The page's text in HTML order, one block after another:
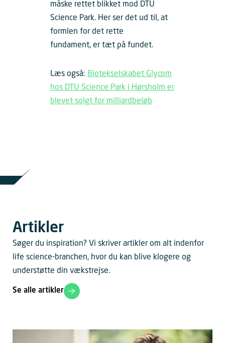
måske rettet blikket mod DTU
Science Park. Her ser det ud til, at
formlen for det rette
fundament, er tæt på fundet.
Læs også: Biotekselskabet Glycom
hos DTU Science Park i Hørsholm er
blevet solgt for milliardbeløb
Artikler
Søger du inspiration? Vi skriver artikler om alt indenfor
life science-branchen, hvor du kan blive klogere og
understøtte din vækstrejse.
Se alle artikler